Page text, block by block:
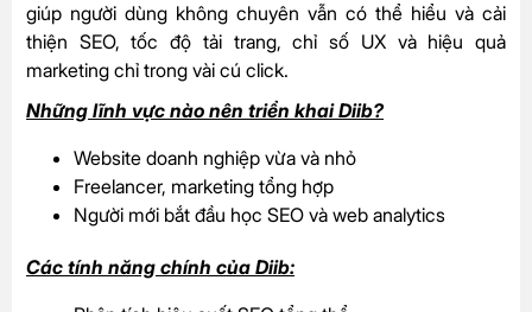
giúp người dùng không chuyên vẫn có thể hiểu và cải
thiện SEO, tốc độ tải trang, chỉ số UX và hiệu quả
marketing chỉ trong vài cú click.
Những lĩnh vực nào nên triển khai Diib?
Website doanh nghiệp vừa và nhỏ
Freelancer, marketing tổng hợp
Người mới bắt đầu học SEO và web analytics
Các tính năng chính của Diib: